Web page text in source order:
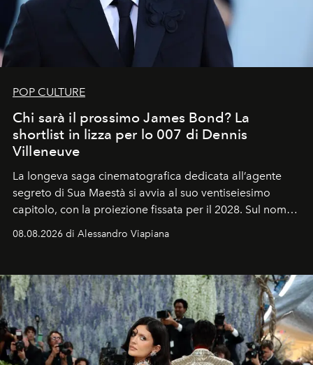
POP CULTURE
Chi sarà il prossimo James Bond? La
shortlist in lizza per lo 007 di Dennis
Villeneuve
La longeva saga cinematografica dedicata all’agente
segreto di Sua Maestà si avvia al suo ventiseiesimo
capitolo, con la proiezione fissata per il 2028. Sul nome
dell’attore chiamato a raccogliere l’eredità di Daniel
Craig, però, regna ancora il più assoluto riserbo.
08.08.2026 di Alessandro Viapiana